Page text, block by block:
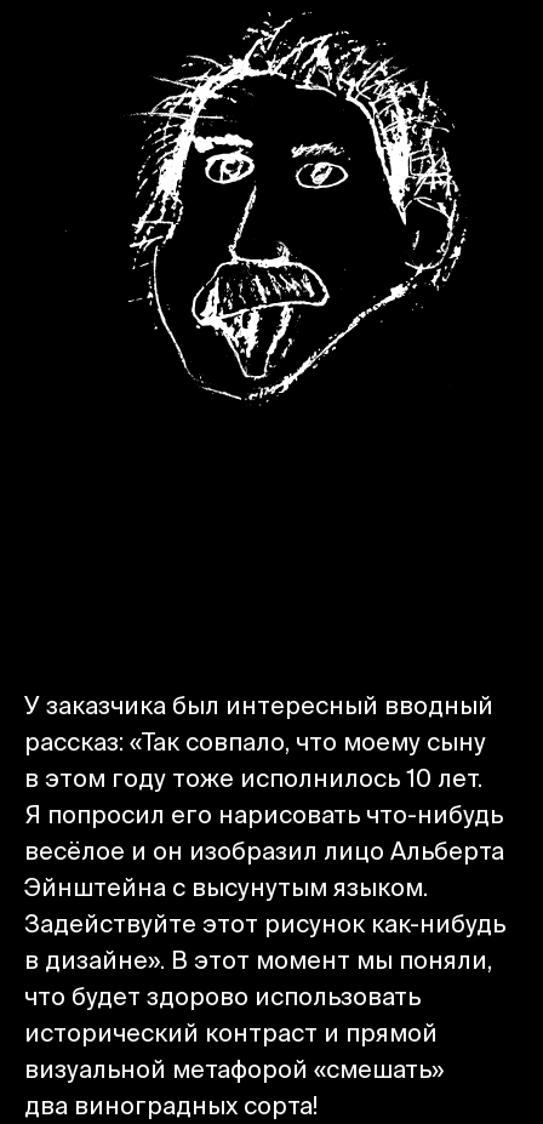
У заказчика был интересный вводный
рассказ: «Так совпало, что моему сыну
в этом году тоже исполнилось 10 лет.
Я попросил его нарисовать что-нибудь
весёлое и он изобразил лицо Альберта
Эйнштейна с высунутым языком.
Задействуйте этот рисунок как-нибудь
в дизайне». В этот момент мы поняли,
что будет здорово использовать
исторический контраст и прямой
визуальной метафорой «смешать»
два виноградных сорта!